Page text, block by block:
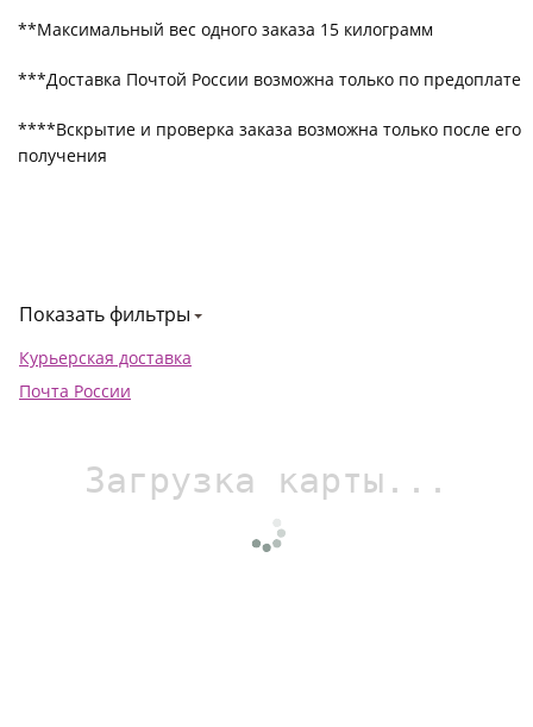
**Максимальный вес одного заказа 15 килограмм
***Доставка Почтой России возможна только по предоплате
****Вскрытие и проверка заказа возможна только после его
получения
Показать фильтры
Курьерская доставка
Почта России
Загрузка карты...